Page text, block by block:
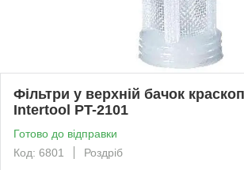
Фільтри у верхній бачок
Intertool PT-2101
Готово до відправки
Код: 6801
Роздріб